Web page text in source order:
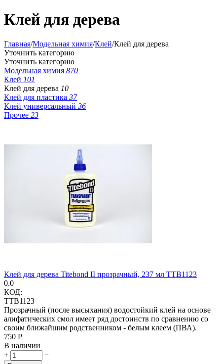
Клей для дерева
Главная/Модельная химия/Клей/Клей для дерева
Уточнить категорию
Уточнить категорию
Модельная химия 870
Клей 101
Клей для дерева 10
Клей для пластика 37
Клей универсальный 36
Прочее 23
Клей для дерева Titebond II прозрачный, 237 мл TTB1123
0.0
КОД:
TTB1123
Прозрачный (после высыхания) водостойкий клей на основе
алифатических смол имеет ряд достоинств по сравнению со
своим ближайшим родственником - белым клеем (ПВА).
‍750‍ Р
В наличии
+
−